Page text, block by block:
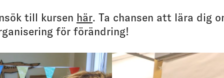
till kursen här. Ta chansen att lära dig
för förändring!